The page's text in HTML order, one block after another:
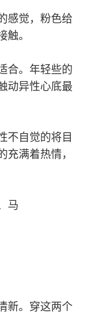
感觉，粉色给
触。
合。年轻些的
动异性心底最
不自觉的将目
充满着热情，
马
新。穿这两个